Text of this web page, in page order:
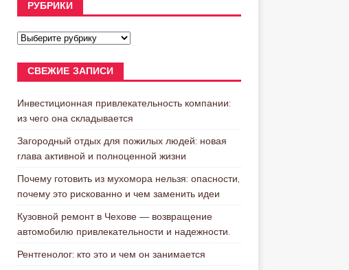
РУБРИКИ
СВЕЖИЕ ЗАПИСИ
Инвестиционная привлекательность компании:
из чего она складывается
Загородный отдых для пожилых людей: новая
глава активной и полноценной жизни
Почему готовить из мухомора нельзя: опасности,
почему это рискованно и чем заменить идеи
Кузовной ремонт в Чехове — возвращение
автомобилю привлекательности и надежности.
Рентгенолог: кто это и чем он занимается